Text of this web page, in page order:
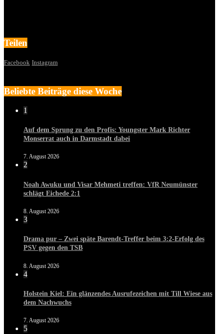
Teilen
Facebook Instagram
Beliebte Beiträge diese Woche
1
Auf dem Sprung zu den Profis: Youngster Mark Richter
Monserrat auch in Darmstadt dabei
7. August 2026
2
Noah Awuku und Visar Mehmeti treffen: VfR Neumünster
schlägt Eichede 2:1
8. August 2026
3
Drama pur – Zwei späte Barendt-Treffer beim 3:2-Erfolg des
PSV gegen den TSB
8. August 2026
4
Holstein Kiel: Ein glänzendes Ausrufezeichen mit Till Wiese aus
dem Nachwuchs
7. August 2026
5